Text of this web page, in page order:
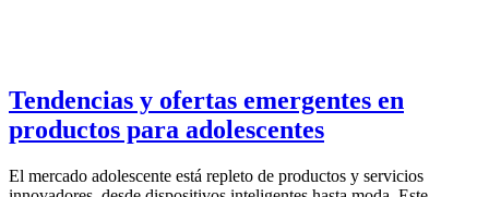
Tendencias y ofertas emergentes en
productos para adolescentes
El mercado adolescente está repleto de productos y servicios